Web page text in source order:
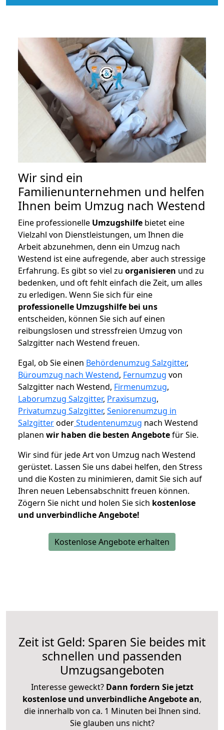
Wir sind ein
Familienunternehmen und helfen
Ihnen beim Umzug nach Westend
Eine professionelle Umzugshilfe bietet eine
Vielzahl von Dienstleistungen, um Ihnen die
Arbeit abzunehmen, denn ein Umzug nach
Westend ist eine aufregende, aber auch stressige
Erfahrung. Es gibt so viel zu organisieren und zu
bedenken, und oft fehlt einfach die Zeit, um alles
zu erledigen. Wenn Sie sich für eine
professionelle Umzugshilfe bei uns
entscheiden, können Sie sich auf einen
reibungslosen und stressfreien Umzug von
Salzgitter nach Westend freuen.
Egal, ob Sie einen Behördenumzug Salzgitter,
Büroumzug nach Westend, Fernumzug von
Salzgitter nach Westend, Firmenumzug,
Laborumzug Salzgitter, Praxisumzug,
Privatumzug Salzgitter, Seniorenumzug in
SalzgitteroderStudentenumzug nach Westend
planen wir haben die besten Angebotefür Sie.
Wir sind für jede Art von Umzug nach Westend
gerüstet. Lassen Sie uns dabei helfen, den Stress
und die Kosten zu minimieren, damit Sie sich auf
Ihren neuen Lebensabschnitt freuen können.
Zögern Sie nicht und holen Sie sich kostenlose
und unverbindliche Angebote!
Kostenlose Angebote erhalten
Zeit ist Geld: Sparen Sie beides mit
schnellen und passenden
Umzugsangeboten
Interesse geweckt? Dann fordern Sie jetzt
kostenlose und unverbindliche Angebote an,
die innerhalb von ca. 1 Minuten bei Ihnen sind.
Sie glauben uns nicht?